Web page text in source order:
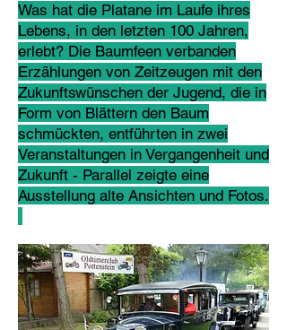
Was hat die Platane im Laufe ihres
Lebens, in den letzten 100 Jahren,
erlebt? Die Baumfeen verbanden
Erzählungen von Zeitzeugen mit den
Zukunftswünschen der Jugend, die in
Form von Blättern den Baum
schmückten, entführten in zwei
Veranstaltungen in Vergangenheit und
Zukunft - Parallel zeigte eine
Ausstellung alte Ansichten und Fotos.